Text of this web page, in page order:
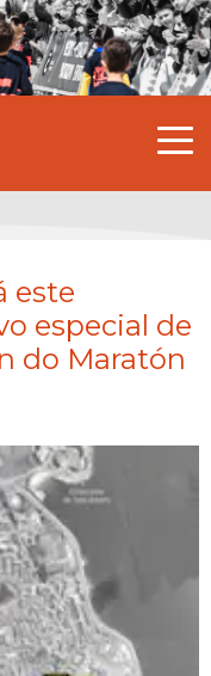
este
especial de
do Maratón